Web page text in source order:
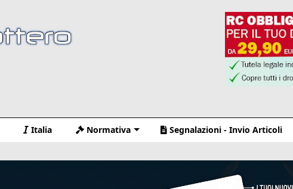
Italia Normativa Segnalazioni - Invio Articoli